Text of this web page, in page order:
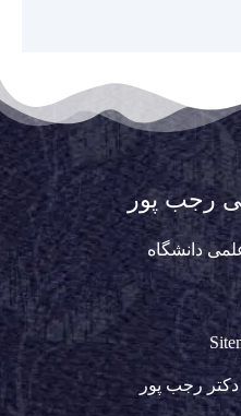
رجب پور
دانشگاه
رجب پور